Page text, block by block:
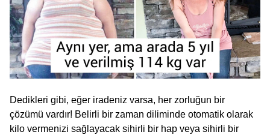
Dedikleri gibi, eğer iradeniz varsa, her zorluğun bir
çözümü vardır! Belirli bir zaman diliminde otomatik olarak
kilo vermenizi sağlayacak sihirli bir hap veya sihirli bir